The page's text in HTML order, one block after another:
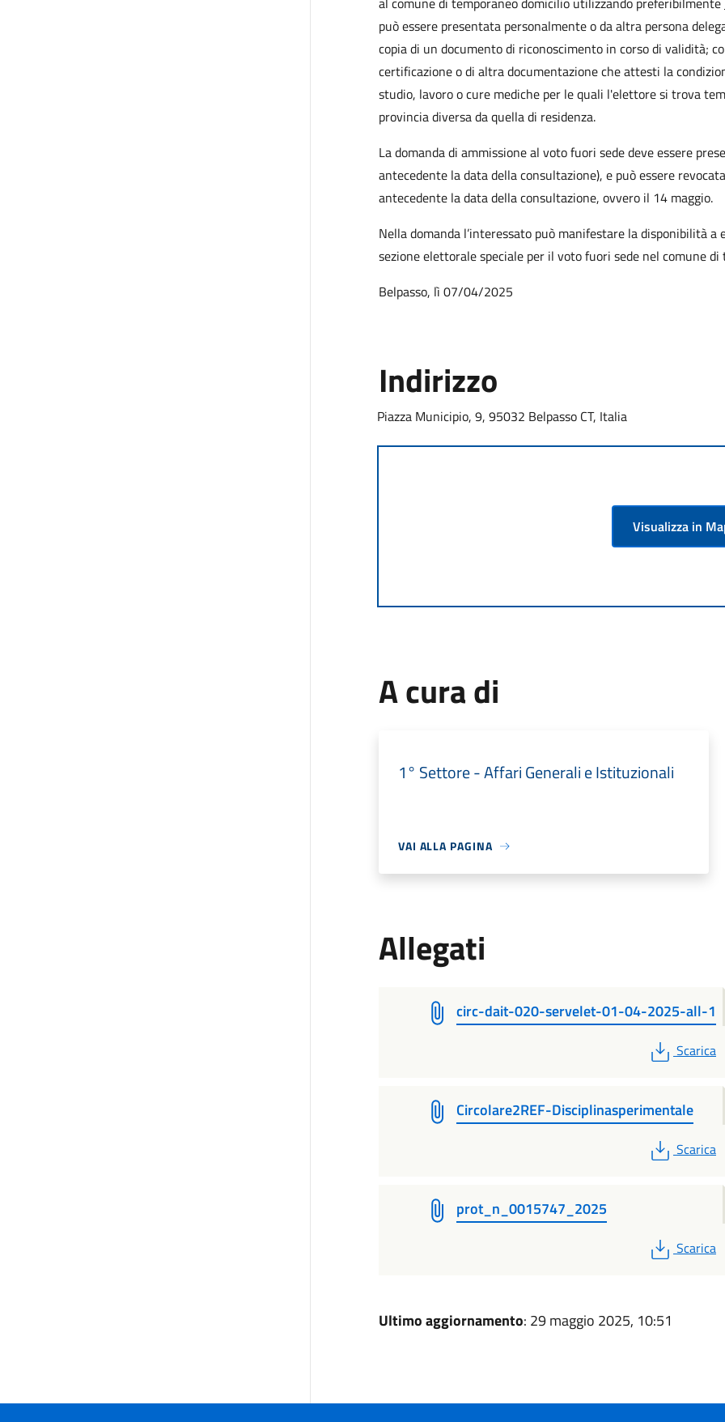
può essere presentata personalmente o da altra persona
copia di un documento di riconoscimento in corso di validità;
certificazione o di altra documentazione che attesti la
studio, lavoro o cure mediche per le quali l'elettore si trova
provincia diversa da quella di residenza.
La domanda di ammissione al voto fuori sede deve essere
antecedente la data della consultazione), e può essere
antecedente la data della consultazione, ovvero il 14 maggio.
Nella domanda l’interessato può manifestare la disponibilità
sezione elettorale speciale per il voto fuori sede nel comune
Belpasso, lì 07/04/2025
Indirizzo
Piazza Municipio, 9, 95032 Belpasso CT, Italia
Visualizza in
A cura di
1° Settore - Affari Generali e Istituzionali
VAI ALLA PAGINA
Allegati
circ-dait-020-servelet-01-04-2025-all-1
PDF
Scarica
Circolare2REF-Disciplinasperimentale
PDF
Scarica
prot_n_0015747_2025
PDF
Scarica
Ultimo aggiornamento: 29 maggio 2025, 10:51